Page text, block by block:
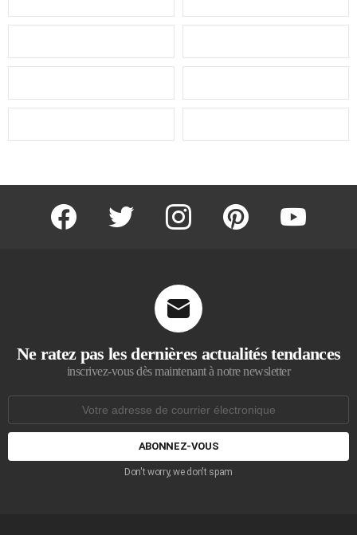
facebook twitter instagram pinterest
Ne ratez pas les dernières actualités tendances
inscrivez-vous dès maintenant à notre newsletter
courrier
Don't worry, we don't spam